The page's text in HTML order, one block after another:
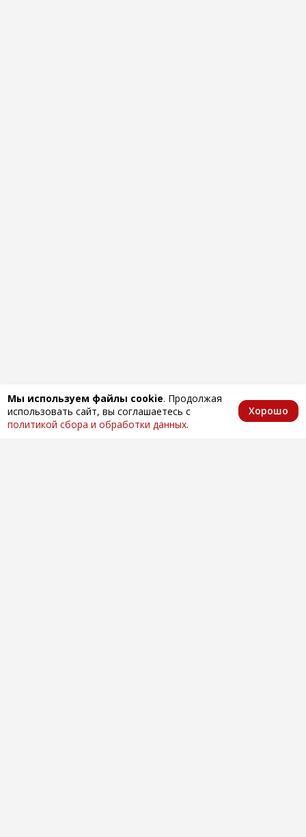
Мы используем файлы cookie. Продолжая
использовать сайт, вы соглашаетесь с
политикой сбора и обработки данных.
Хорошо
Главная КаталогИзбранноеКорзина Аккаунт